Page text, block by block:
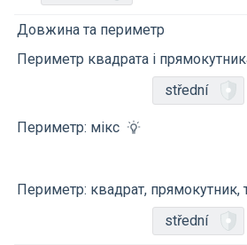
Довжина та периметр
Периметр квадрата і
střední
Периметр: мікс
Периметр: квадрат, прямокутник,
střední